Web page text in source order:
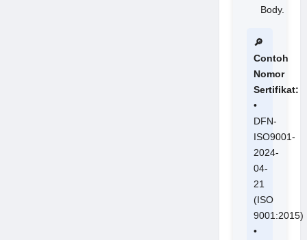
Body.
🔎
Contoh
Nomor
Sertifikat:
•
DFN-
ISO9001-
2024-
04-
21
(ISO
9001:2015)
•